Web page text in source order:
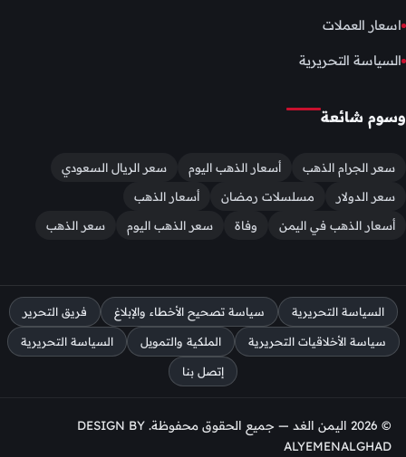
اسعار العملات
السياسة التحريرية
وسوم شائعة
سعر الجرام الذهب أسعار الذهب اليوم
سعر الريال السعودي
سعر الدولار
مسلسلات رمضان
أسعار الذهب
أسعار الذهب في اليمن
وفاة سعر الذهب اليوم سعر الذهب
السياسة التحريرية سياسة تصحيح الأخطاء والإبلاغ فريق التحرير
سياسة الأخلاقيات التحريرية الملكية والتمويل السياسة التحريرية
إتصل بنا
© 2026 اليمن الغد — جميع الحقوق محفوظة. DESIGN BY
ALYEMENALGHAD